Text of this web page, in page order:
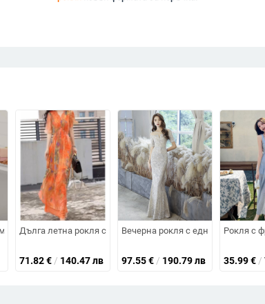
дълга пола, средна талия
и американски дамски флорални принтирани рокли с
рокля от шифон с къс ръкав, кръгло деколте и къси
Дълга летна рокля с V-образно деколте и талия,
71.82€ / 140.47 лв
Вечерна рокля с едно рамо и
97.55€ / 190.79 лв
Рокля с
35.99€ /